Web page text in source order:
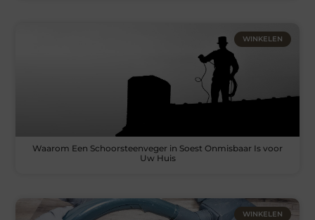
WINKELEN
Waarom Een Schoorsteenveger in Soest Onmisbaar Is voor
Uw Huis
WINKELEN